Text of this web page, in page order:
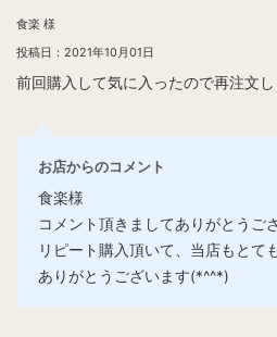
食楽 様
投稿日：2021年10月01日
前回購入して気に入ったので再注文し
お店からのコメント
食楽様
コメント頂きましてありがとうご
リピート購入頂いて、当店もとて
ありがとうございます(*^^*)